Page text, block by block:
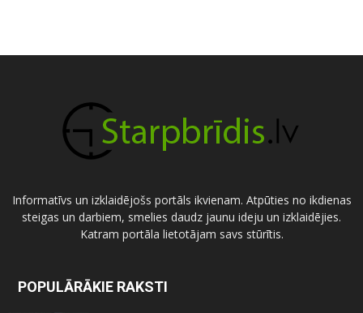
Informatīvs un izklaidējošs portāls ikvienam. Atpūties no ikdienas
steigas un darbiem, smelies daudz jaunu ideju un izklaidējies.
Katram portāla lietotājam savs stūrītis.
POPULĀRĀKIE RAKSTI